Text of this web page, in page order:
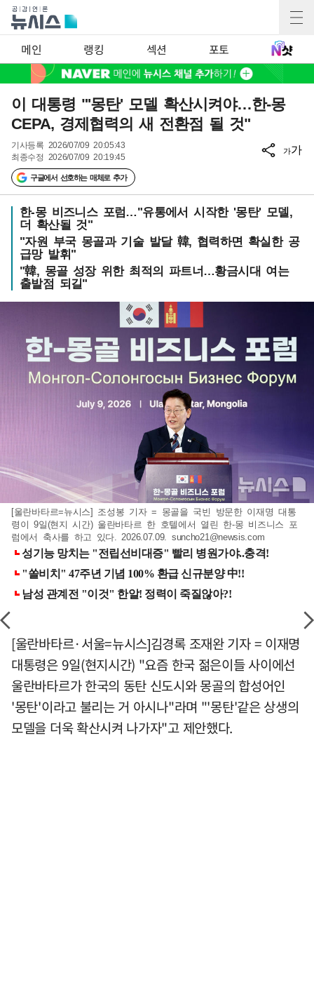
메인 랭킹 섹션 포토
이 대통령 "'몽탄' 모델 확산시켜야…한-몽
CEPA, 경제협력의 새 전환점 될 것"
기사등록 2026/07/09 20:05:43
최종수정 2026/07/09 20:19:45
구글에서 선호하는 매체로 추가
가가
한-몽 비즈니스 포럼…"유통에서 시작한 '몽탄' 모델,
더 확산될 것"
"자원 부국 몽골과 기술 발달 韓, 협력하면 확실한 공
급망 발휘"
"韓, 몽골 성장 위한 최적의 파트너…황금시대 여는
출발점 되길"
[울란바타르=뉴시스] 조성봉 기자 = 몽골을 국빈 방문한 이재명 대통
령이 9일(현지 시간) 울란바타르 한 호텔에서 열린 한-몽 비즈니스 포
럼에서 축사를 하고 있다. 2026.07.09. suncho21@newsis.com
[울란바타르·서울=뉴시스]김경록 조재완 기자 = 이재명
대통령은 9일(현지시간) "요즘 한국 젊은이들 사이에선
울란바타르가 한국의 동탄 신도시와 몽골의 합성어인
'몽탄'이라고 불리는 거 아시나"라며 "'몽탄'같은 상생의
모델을 더욱 확산시켜 나가자"고 제안했다.